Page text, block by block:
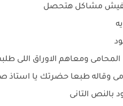
مشاكل هتحصل
المحامى ومعاهم الاوراق اللى
وقاله طبعا حضرتك يا استاذ
التانى